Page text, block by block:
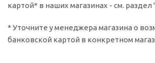
картой* в наших магазинах - см. раздел
* Уточните у менеджера магазина о
банковской картой в конкретном